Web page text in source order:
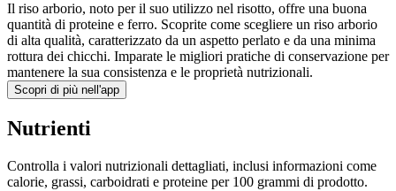
Il riso arborio, noto per il suo utilizzo nel risotto, offre una buona
quantità di proteine e ferro. Scoprite come scegliere un riso arborio
di alta qualità, caratterizzato da un aspetto perlato e da una minima
rottura dei chicchi. Imparate le migliori pratiche di conservazione per
mantenere la sua consistenza e le proprietà nutrizionali.
Scopri di più nell'app
Nutrienti
Controlla i valori nutrizionali dettagliati, inclusi informazioni come
calorie, grassi, carboidrati e proteine per 100 grammi di prodotto.